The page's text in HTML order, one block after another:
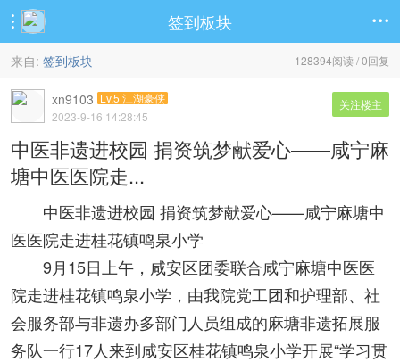
 签到板块 
128394阅读 / 0回复
来自: 签到板块
关注楼主
xn9103 Lv.5 江湖豪侠
2023-9-16 14:28:45
中医非遗进校园 捐资筑梦献爱心——咸宁麻
塘中医医院走...
中医非遗进校园 捐资筑梦献爱心——咸宁麻塘中
医医院走进桂花镇鸣泉小学
9月15日上午，咸安区团委联合咸宁麻塘中医医
院走进桂花镇鸣泉小学，由我院党工团和护理部、社
会服务部与非遗办多部门人员组成的麻塘非遗拓展服
务队一行17人来到咸安区桂花镇鸣泉小学开展“学习贯